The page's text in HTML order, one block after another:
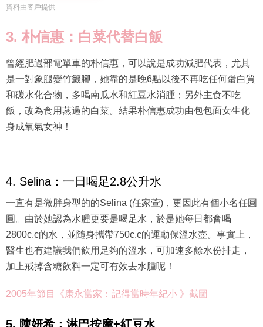
資料由客戶提供
3. 朴信惠：白菜代替白飯
曾經肥過部電單車的朴信惠，可以說是成功減肥代表，尤其
是一對象腿變竹籤腳，她靠的是晚6點以後不再吃任何蛋白質
和碳水化合物，多喝南瓜水和紅豆水消腫；另外主食不吃
飯，改為食用蒸過的白菜。結果朴信惠成功由包包面女生化
身成氧氣女神！
4. Selina：一日喝足2.8公升水
一直有是微胖身型的的Selina (任家萱)，更因此有個小名任圓
圓。由於她認為水腫更要是喝足水，於是她每日都會喝
2800c.c的水，並隨身攜帶750c.c的運動保溫水壺。事實上，
醫生也有建議我們飲用足夠的溫水，可加速多餘水份排走，
加上戒掉含糖飲料一定可有效去水腫呢！
2005年節目《康永當家：記得當時年紀小 》截圖
5. 陳妍希：淋巴按摩+紅豆水